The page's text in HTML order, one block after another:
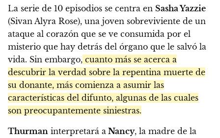
La serie de 10 episodios se centra en Sasha Yazzie
(Sivan Alyra Rose), una joven sobreviviente de un
ataque al corazón que se ve consumida por el
misterio que hay detrás del órgano que le salvó la
vida. Sin embargo, cuanto más se acerca a
descubrir la verdad sobre la repentina muerte de
su donante, más comienza a asumir las
características del difunto, algunas de las cuales
son preocupantemente siniestras.
Thurman interpretará a Nancy, la madre de la